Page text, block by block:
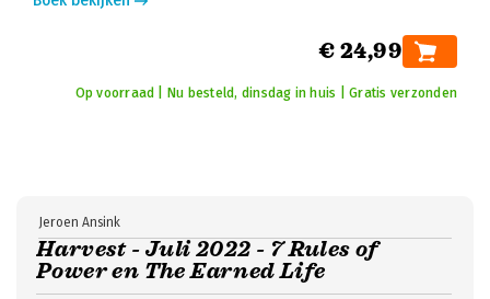
€ 24,99
Op voorraad | Nu besteld, dinsdag in huis | Gratis verzonden
Harvest - Juli 2022 - 7 Rules of
Power en The Earned Life
Jeroen Ansink